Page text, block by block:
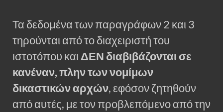
Τα δεδομένα των παραγράφων 2 και 3
τηρούνται από το διαχειριστή του
ιστοτόπου και ΔΕΝ διαβιβάζονται σε
κανέναν, πλην των νομίμων
δικαστικών αρχών, εφόσον ζητηθούν
από αυτές, με τον προβλεπόμενο από την